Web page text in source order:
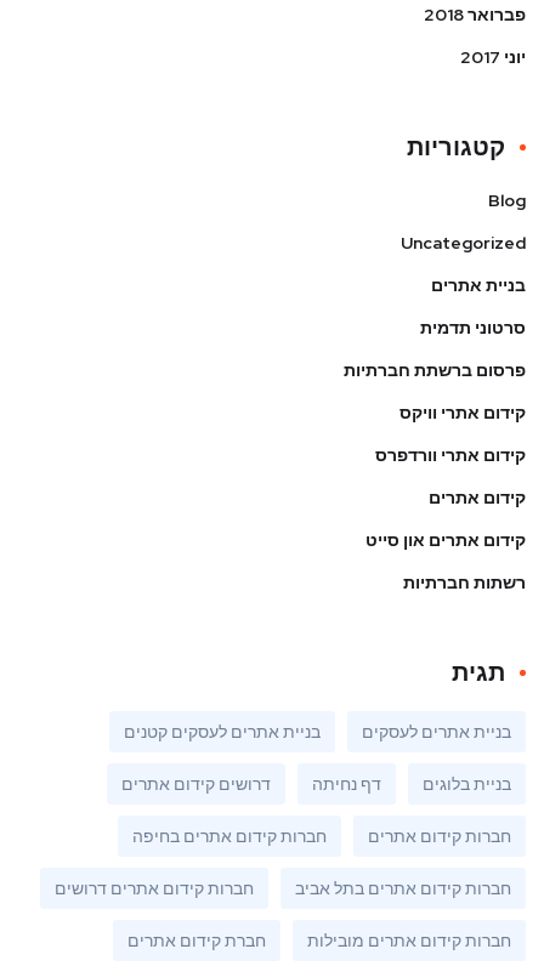
פברואר 2018
יוני 2017
קטגוריות
Blog
Uncategorized
בניית אתרים
סרטוני תדמית
פרסום ברשתת חברתיות
קידום אתרי וויקס
קידום אתרי וורדפרס
קידום אתרים
קידום אתרים און סייט
רשתות חברתיות
תגית
בניית אתרים לעסקים בניית אתרים לעסקים קטנים
בניית בלוגים דף נחיתה דרושים קידום אתרים
חברות קידום אתרים חברות קידום אתרים בחיפה
חברות קידום אתרים בתל אביב חברות קידום אתרים דרושים
חברות קידום אתרים מובילות חברת קידום אתרים